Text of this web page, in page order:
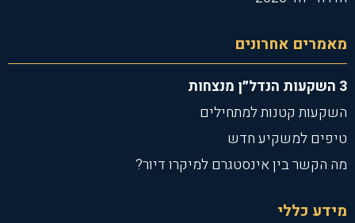
מאמרים אחרונים
3 השקעות הנדל״ן מנצחות
השקעות קטנות למתחילים
טיפים למשקיע חדש
מה הקשר בין אינסטגרם למיקרו דיור?
מידע כללי